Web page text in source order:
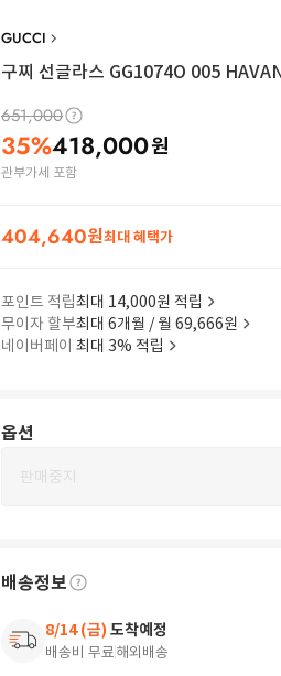
GUCCI
구찌 선글라스 GG1074O 005
651,000
35%418,000원
관부가세 포함
404,640원최대 혜택가
포인트 적립최대 14,000원 적립
무이자 할부최대 6개월 / 월 69,666원
네이버페이 최대 3% 적립
옵션
판매중지
배송정보
8/14 (금) 도착예정
배송비 무료해외배송